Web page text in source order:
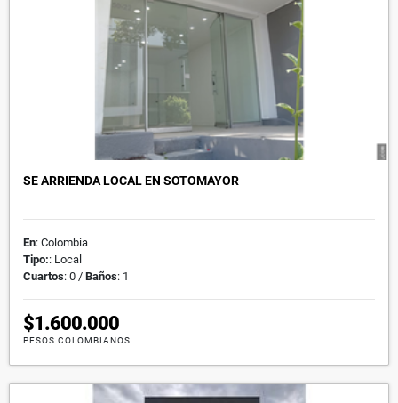
SE ARRIENDA LOCAL EN SOTOMAYOR
En: Colombia
Tipo:: Local
Cuartos: 0 / Baños: 1
$1.600.000
PESOS COLOMBIANOS